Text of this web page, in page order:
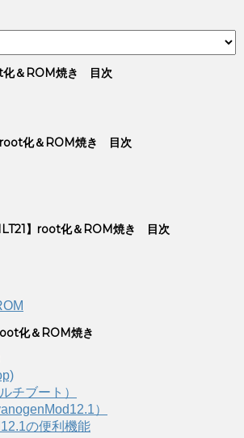
化＆ROM焼き 目次
root化＆ROM焼き 目次
】root化＆ROM焼き 目次
化＆ROM焼き
チブート）
）
の便利機能